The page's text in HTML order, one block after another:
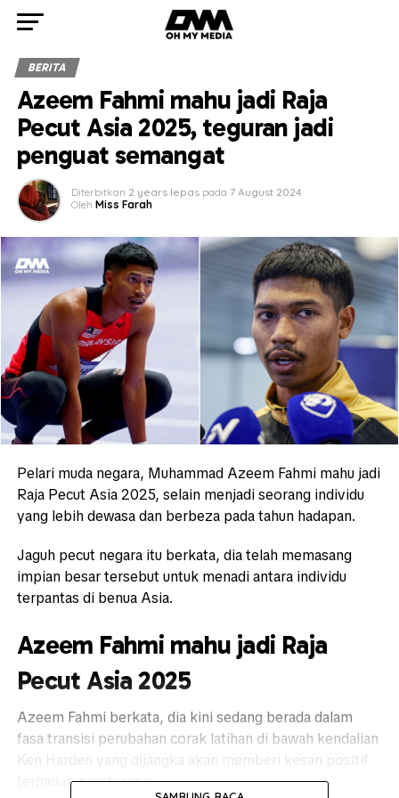
BERITA
Azeem Fahmi mahu jadi Raja
Pecut Asia 2025, teguran jadi
penguat semangat
Diterbitkan 2 years lepas pada 7 August 2024
Oleh Miss Farah
Pelari muda negara, Muhammad Azeem Fahmi mahu jadi
Raja Pecut Asia 2025, selain menjadi seorang individu
yang lebih dewasa dan berbeza pada tahun hadapan.
Jaguh pecut negara itu berkata, dia telah memasang
impian besar tersebut untuk menadi antara individu
terpantas di benua Asia.
Azeem Fahmi mahu jadi Raja
Pecut Asia 2025
Azeem Fahmi berkata, dia kini sedang berada dalam
fasa transisi perubahan corak latihan di bawah kendalian
Ken Harden yang dijangka akan memberi kesan positif
terhadap prestasinya.